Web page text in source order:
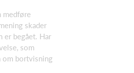
medføre
skader
er begået. Har
som
om bortvisning